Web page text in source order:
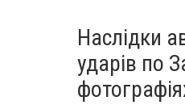
Наслідки
ударів по